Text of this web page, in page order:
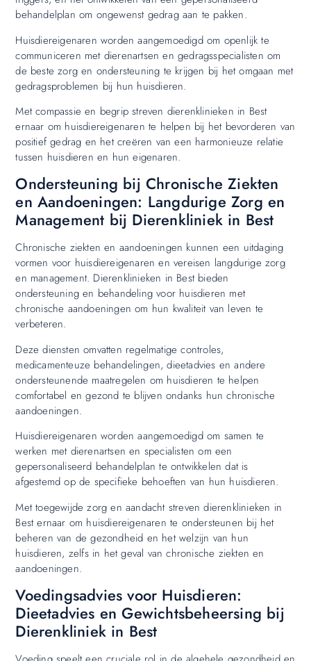
behandelplan om ongewenst gedrag aan te pakken.
Huisdiereigenaren worden aangemoedigd om openlijk te
communiceren met dierenartsen en gedragsspecialisten om
de beste zorg en ondersteuning te krijgen bij het omgaan met
gedragsproblemen bij hun huisdieren.
Met compassie en begrip streven dierenklinieken in Best
ernaar om huisdiereigenaren te helpen bij het bevorderen van
positief gedrag en het creëren van een harmonieuze relatie
tussen huisdieren en hun eigenaren.
Ondersteuning bij Chronische Ziekten
en Aandoeningen: Langdurige Zorg en
Management bij Dierenkliniek in Best
Chronische ziekten en aandoeningen kunnen een uitdaging
vormen voor huisdiereigenaren en vereisen langdurige zorg
en management. Dierenklinieken in Best bieden
ondersteuning en behandeling voor huisdieren met
chronische aandoeningen om hun kwaliteit van leven te
verbeteren.
Deze diensten omvatten regelmatige controles,
medicamenteuze behandelingen, dieetadvies en andere
ondersteunende maatregelen om huisdieren te helpen
comfortabel en gezond te blijven ondanks hun chronische
aandoeningen.
Huisdiereigenaren worden aangemoedigd om samen te
werken met dierenartsen en specialisten om een ​​
gepersonaliseerd behandelplan te ontwikkelen dat is
afgestemd op de specifieke behoeften van hun huisdieren.
Met toegewijde zorg en aandacht streven dierenklinieken in
Best ernaar om huisdiereigenaren te ondersteunen bij het
beheren van de gezondheid en het welzijn van hun
huisdieren, zelfs in het geval van chronische ziekten en
aandoeningen.
Voedingsadvies voor Huisdieren:
Dieetadvies en Gewichtsbeheersing bij
Dierenkliniek in Best